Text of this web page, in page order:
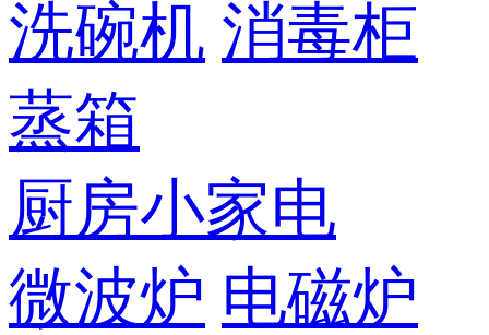
洗碗机 消毒柜
蒸箱
厨房小家电
微波炉 电磁炉